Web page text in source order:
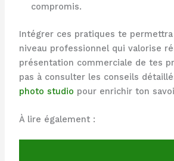
compromis.
Intégrer ces pratiques te permettra
niveau professionnel qui valorise
présentation commerciale de tes
pas à consulter les conseils
photo studio pour enrichir ton
À lire également :